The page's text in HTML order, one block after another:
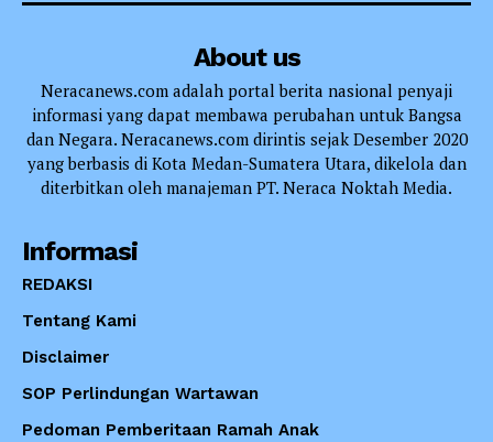
About us
Neracanews.com adalah portal berita nasional penyaji
informasi yang dapat membawa perubahan untuk Bangsa
dan Negara. Neracanews.com dirintis sejak Desember 2020
yang berbasis di Kota Medan-Sumatera Utara, dikelola dan
diterbitkan oleh manajeman PT. Neraca Noktah Media.
Informasi
REDAKSI
Tentang Kami
Disclaimer
SOP Perlindungan Wartawan
Pedoman Pemberitaan Ramah Anak